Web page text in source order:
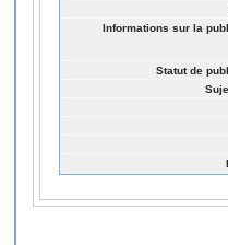
Informations sur la
Statut de